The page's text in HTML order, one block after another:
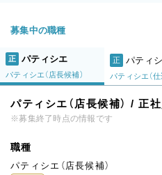
募集中の職種
正 パティシエ
パティシエ（店長候補）
正 パティ
パティシエ（店長候補） / 正
※募集終了時点の情報です
職種
パティシエ（店長候補）